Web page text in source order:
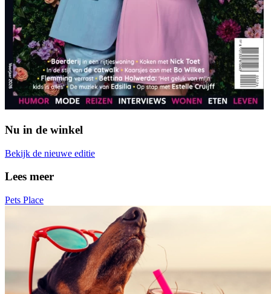
Nu in de winkel
Bekijk de nieuwe editie
Lees meer
Pets Place